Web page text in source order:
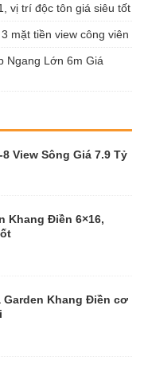
vị trí độc tôn giá siêu tốt
mặt tiền view công viên
Ngang Lớn 6m Giá
View Sông Giá 7.9 Tỷ
Khang Điền 6×16,
Khang Điền cơ